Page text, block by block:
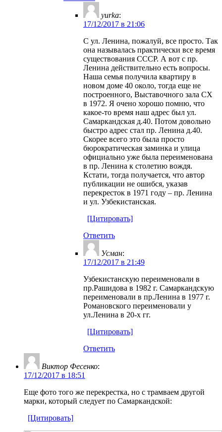
yurka:
17/12/2017 в 21:06
С ул. Ленина, пожалуй, все просто. Так
она называлась практически все время
существования СССР. А вот с пр.
Ленина действительно есть вопросы.
Наша семья получила квартиру в
новом доме 40 около, тогда еще не
построенного, Выставочного зала СХ
в 1972. Я очено хорошо помню, что
какое-то время наш адрес был ул.
Самаркандская д.40. Потом довольно
быстро адрес стал пр. Ленина д.40.
Скорее всего это была просто
бюрократическая заминка и улица
официально уже была переименована
в пр. Ленина к столетию вождя.
Кстати, тогда получается, что автор
публикации не ошибся, указав
перекресток в 1971 году – пр. Ленина
и ул. Узбекистанская.
[Цитировать]
Ответить
Усман:
17/12/2017 в 21:49
Узбекистанскую переименовали в
пр.Рашидова в 1982 г. Самаркандскую
переименовали в пр.Ленина в 1977 г.
Романовского переименовали у
ул.Ленина в 20-х гг.
[Цитировать]
Ответить
Виктор Фесенко:
17/12/2017 в 18:51
Еще фото того же перекрестка, но с трамваем другой
марки, который следует по Самаркандской:
[Цитировать]